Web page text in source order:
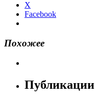
X
Facebook
Похожее
Публикации